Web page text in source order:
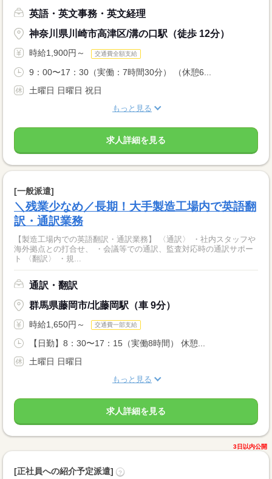
英語・英文事務・英文経理
神奈川県川崎市高津区/溝の口駅（徒歩 12分）
時給1,900円～ 交通費全額支給
9：00〜17：30（実働：7時間30分） （休憩6...
土曜日 日曜日 祝日
もっと見る
求人詳細を見る
[一般派遣]
＼残業少なめ／長期！大手製造工場内で英語翻
訳・通訳業務
【製造工場内での英語翻訳・通訳業務】 〈通訳〉 ・社内スタッフや
海外拠点との打合せ、 ・会議等での通訳、監査対応時の通訳サポー
ト 〈翻訳〉 ・規...
通訳・翻訳
群馬県藤岡市/北藤岡駅（車 9分）
時給1,650円～ 交通費一部支給
【日勤】8：30〜17：15（実働8時間） 休憩...
土曜日 日曜日
もっと見る
求人詳細を見る
3日以内公開
[正社員への紹介予定派遣] ?